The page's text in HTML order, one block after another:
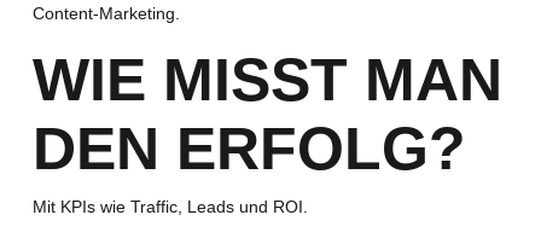
Content-Marketing.
WIE MISST MAN
DEN ERFOLG?
Mit KPIs wie Traffic, Leads und ROI.